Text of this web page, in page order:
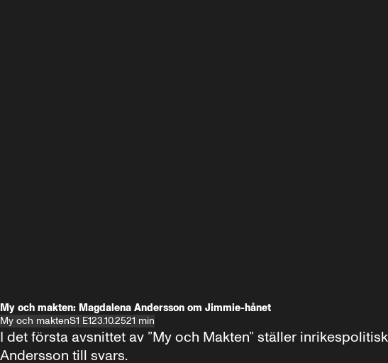
My och makten: Magdalena Andersson om Jimmie-hånet
My och maktenS1 E123.10.2521 min
I det första avsnittet av ”My och Makten” ställer
Andersson till svars.